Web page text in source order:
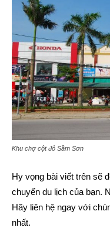
Khu chợ cột đỏ Sầm Sơn
Hy vọng bài viết trên sẽ
chuyến du lịch của bạn.
Hãy liên hệ ngay với
nhất.